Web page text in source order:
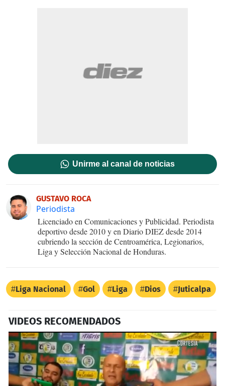
Unirme al canal de noticias
GUSTAVO ROCA
Periodista
Licenciado en Comunicaciones y Publicidad. Periodista
deportivo desde 2010 y en Diario DIEZ desde 2014
cubriendo la sección de Centroamérica, Legionarios,
Liga y Selección Nacional de Honduras.
Liga Nacional Gol Liga Dios Juticalpa
VIDEOS RECOMENDADOS